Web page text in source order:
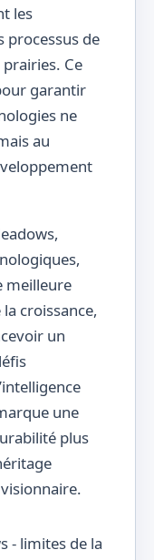
les
processus de
Ce
garantir
ne
au
meilleure
croissance,
un
une
plus